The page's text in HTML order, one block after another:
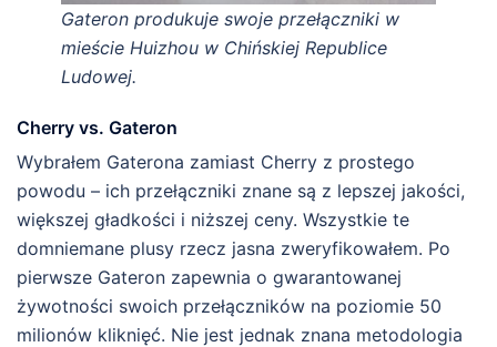
Gateron produkuje swoje przełączniki w
mieście Huizhou w Chińskiej Republice
Ludowej.
Cherry vs. Gateron
Wybrałem Gaterona zamiast Cherry z prostego
powodu – ich przełączniki znane są z lepszej jakości,
większej gładkości i niższej ceny. Wszystkie te
domniemane plusy rzecz jasna zweryfikowałem. Po
pierwsze Gateron zapewnia o gwarantowanej
żywotności swoich przełączników na poziomie 50
milionów kliknięć. Nie jest jednak znana metodologia